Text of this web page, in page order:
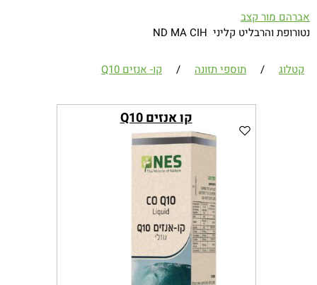
אברהם מור קצב
נטורופת והרבליט קליני ND MA CIH
קטלוג / תוספי תזונה / קו- אנזים Q10
קו אנזים Q10